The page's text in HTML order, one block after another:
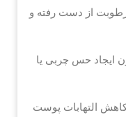
رطوبت از دست رفته و
ایجاد حس چربی یا
التهابات پوست